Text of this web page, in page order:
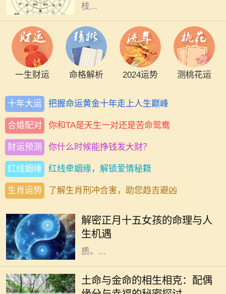
枝...
一生财运 命格解析 2024运势 测桃花运
十年大运 把握命运黄金十年走上人生巅峰
合婚配对 你和TA是天生一对还是苦命鸳鸯
财运预测 你什么时候能挣钱发大财？
红线姻缘 红线牵姻缘，解锁爱情秘籍
生肖运势 了解生肖刑冲合害，助您趋吉避凶
解密正月十五女孩的命理与人
生机遇
正月十五，元宵节，是中国农历新年
的时刻。在这个特别的日子出生的女
孩，被赋予了独特的命理与人生特
质。...
土命与金命的相生相克：配偶
在中国传统命理学中，五行学说是理
解人与人之间关系的重要工具。土命
与金命的结合，不仅仅是一种命理组